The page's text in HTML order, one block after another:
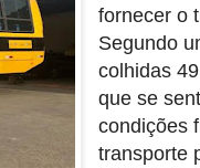
fornecer o
Segundo
colhidas
que se
condições
transporte